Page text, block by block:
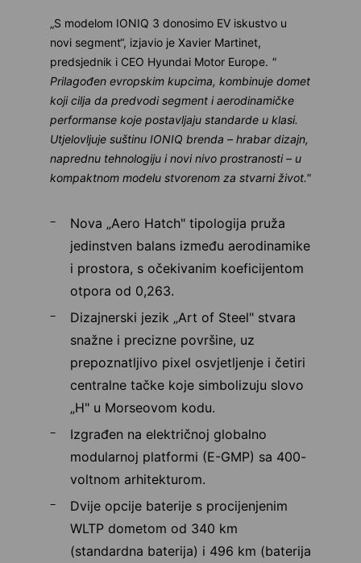
„S modelom IONIQ 3 donosimo EV iskustvo u
novi segment“, izjavio je Xavier Martinet,
predsjednik i CEO Hyundai Motor Europe. "
Prilagođen evropskim kupcima, kombinuje domet
koji cilja da predvodi segment i aerodinamičke
performanse koje postavljaju standarde u klasi.
Utjelovljuje suštinu IONIQ brenda – hrabar dizajn,
naprednu tehnologiju i novi nivo prostranosti – u
kompaktnom modelu stvorenom za stvarni život."
Nova „Aero Hatch" tipologija pruža
jedinstven balans između aerodinamike
i prostora, s očekivanim koeficijentom
otpora od 0,263.
Dizajnerski jezik „Art of Steel" stvara
snažne i precizne površine, uz
prepoznatljivo pixel osvjetljenje i četiri
centralne tačke koje simbolizuju slovo
„H" u Morseovom kodu.
Izgrađen na električnoj globalno
modularnoj platformi (E-GMP) sa 400-
voltnom arhitekturom.
Dvije opcije baterije s procijenjenim
WLTP dometom od 340 km
(standardna baterija) i 496 km (baterija